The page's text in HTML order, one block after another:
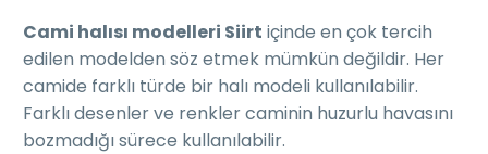
Cami halısı modelleri Siirt içinde en çok tercih
edilen modelden söz etmek mümkün değildir. Her
camide farklı türde bir halı modeli kullanılabilir.
Farklı desenler ve renkler caminin huzurlu havasını
bozmadığı sürece kullanılabilir.